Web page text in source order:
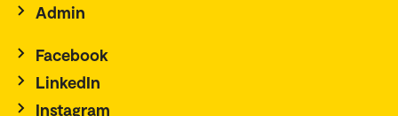
Admin
Facebook
LinkedIn
Instagram